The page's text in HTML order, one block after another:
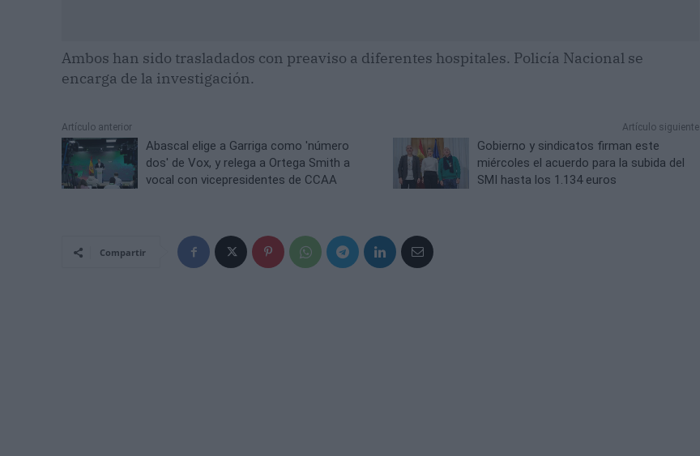
Ambos han sido trasladados con preaviso a diferentes hospitales. Policía Nacional se
encarga de la investigación.
Artículo anterior
Abascal elige a Garriga como 'número
dos' de Vox, y relega a Ortega Smith a
vocal con vicepresidentes de CCAA
Artículo siguiente
Gobierno y sindicatos firman este
miércoles el acuerdo para la subida del
SMI hasta los 1.134 euros
Compartir